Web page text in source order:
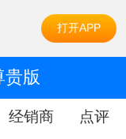
打开APP
贵版
经销商 点评